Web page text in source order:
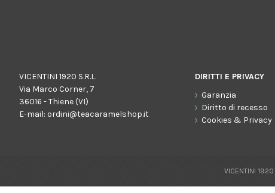
VICENTINI 1920 S.R.L.
Via Marco Corner, 7
36016 - Thiene (VI)
E-mail: ordini@teacaramelshop.it
DIRITTI E PRIVACY
Garanzia
Diritto di recesso
Cookies & Privacy
VICENTINI